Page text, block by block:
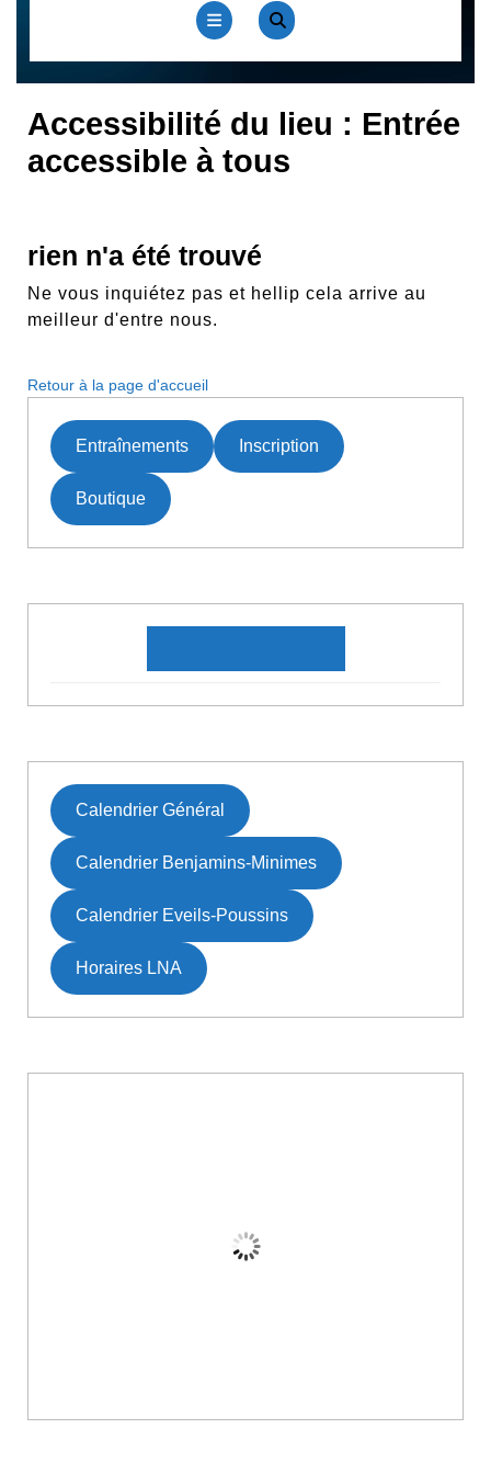
Open
Button
Accessibilité du lieu : Entrée
accessible à tous
rien n'a été trouvé
Ne vous inquiétez pas et hellip cela arrive au
meilleur d'entre nous.
Retour à la page d'accueilRetour
la
page
d'accueil
Entraînements Inscription
Boutique
Calendrier Général
Calendrier Benjamins-Minimes
Calendrier Eveils-Poussins
Horaires LNA